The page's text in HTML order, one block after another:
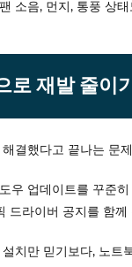
소음, 먼지, 통풍 상
로 재발 줄이기
결했다고 끝나는 문
우 업데이트를 꾸준
드라이버 공지를 함
치만 믿기보다, 노트